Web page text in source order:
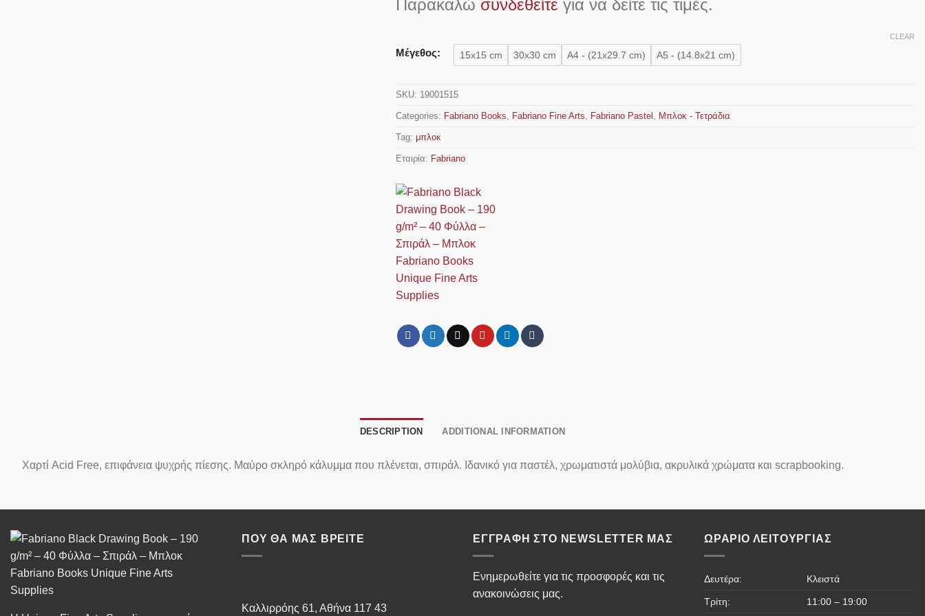
Παρακαλώ συνδεθείτε για να δείτε τις τιμές.
Μέγεθος: 15x15 cm 30x30 cm A4 - (21x29.7 cm) A5 - (14.8x21 cm)
CLEAR
SKU: 19001515
Categories: Fabriano Books, Fabriano Fine Arts, Fabriano Pastel , Μπλοκ - Τετράδια
Tag: μπλοκ
Εταιρία: Fabriano
DESCRIPTION ADDITIONAL INFORMATION
Χαρτί Acid Free, επιφάνεια ψυχρής πίεσης. Μαύρο σκληρό κάλυμμα που πλένεται, σπιράλ. Ιδανικό για παστέλ, χρωματιστά μολύβια, ακρυλικά χρώματα και scrapbooking.
ΠΟΥ ΘΑ ΜΑΣ ΒΡΕΊΤΕ
Καλλιρρόης 61, Αθήνα 117 43
ΕΓΓΡΑΦΉ ΣΤΟ NEWSLETTER ΜΑΣ
Ενημερωθείτε για τις προσφορές και τις
ανακοινώσεις μας.
ΩΡΆΡΙΟ ΛΕΙΤΟΥΡΓΊΑΣ
Δευτέρα: Κλειστά
Τρίτη: 11:00 – 19:00